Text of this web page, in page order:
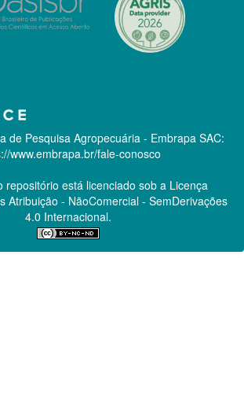
de Pesquisa Agropecuária - Embrapa SAC:
www.embrapa.br/fale-conosco
repositório está licenciado sob a Licença
Atribuição - NãoComercial - SemDerivações
4.0 Internacional.